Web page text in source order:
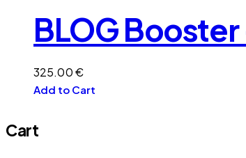
BLOG Booster
325.00€
Add to Cart
Cart